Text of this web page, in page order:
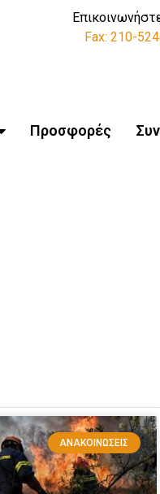
Fax: 210-
Προσφορές
ΑΝΑΚΟΙΝΏΣΕΙΣ